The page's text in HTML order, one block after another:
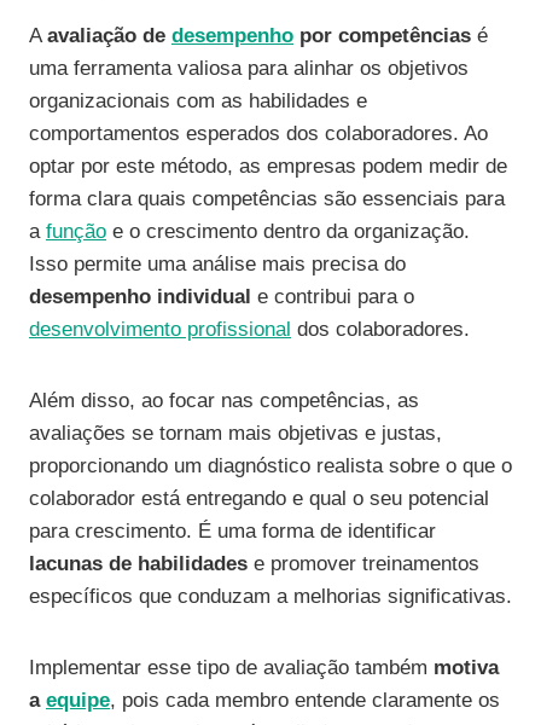
Aavaliação de desempenho por competências é
uma ferramenta valiosa para alinhar os objetivos
organizacionais com as habilidades e
comportamentos esperados dos colaboradores. Ao
optar por este método, as empresas podem medir de
forma clara quais competências são essenciais para
a função e o crescimento dentro da organização.
Isso permite uma análise mais precisa do
desempenho individual e contribui para o
desenvolvimento profissional dos colaboradores.
Além disso, ao focar nas competências, as
avaliações se tornam mais objetivas e justas,
proporcionando um diagnóstico realista sobre o que o
colaborador está entregando e qual o seu potencial
para crescimento. É uma forma de identificar
lacunas de habilidades e promover treinamentos
específicos que conduzam a melhorias significativas.
Implementar esse tipo de avaliação também motiva
a equipe, pois cada membro entende claramente os